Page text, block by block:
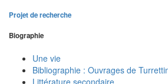
Projet de recherche
Biographie
Une vie
Bibliographie : Ouvrages de
Littérature secondaire